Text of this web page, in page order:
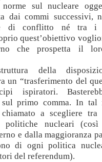
norme sul nucleare
dai commi successivi,
di conflitto né tra i
quest’obiettivo
che prospetta il loro
della
un “trasferimento del
ispiratori.
sul primo comma. In
a scegliere tra
politiche nucleari
e dalla maggioranza
di ogni politica
del referendum).